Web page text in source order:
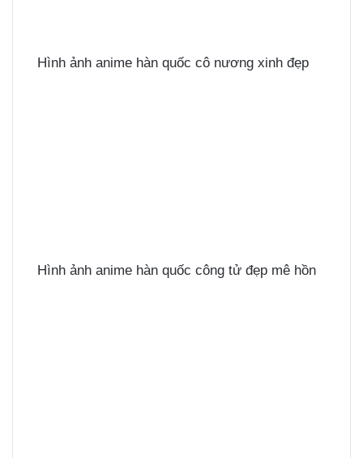
Hình ảnh anime hàn quốc cô nương xinh đẹp
Hình ảnh anime hàn quốc công tử đẹp mê hồn